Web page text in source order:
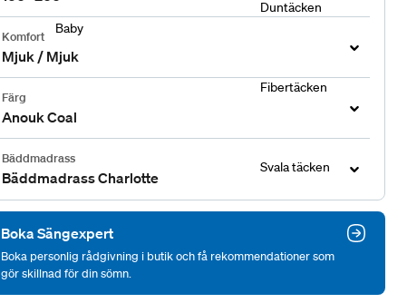
Baby
Duntäcken
Fibertäcken
Svala täcken
Komfort
Mjuk / Mjuk
Färg
Anouk Coal
Bäddmadrass
Bäddmadrass Charlotte
Boka Sängexpert
Boka personlig rådgivning i butik och få rekommendationer som
gör skillnad för din sömn.